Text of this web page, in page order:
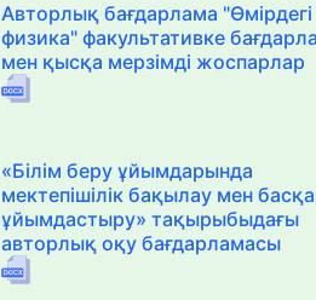
Авторлық бағдарлама "Өмірдегі
физика" факультативке
мен қысқа мерзімді жоспарлар
«Білім беру ұйымдарында
мектепішілік бақылау мен
ұйымдастыру» тақырыбыдағы
авторлық оқу бағдарламасы